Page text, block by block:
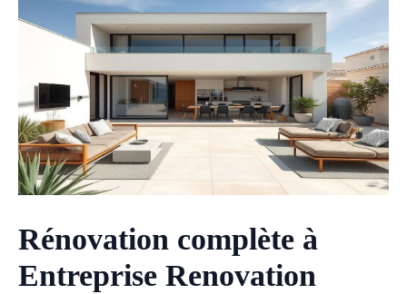
Rénovation complète à
Entreprise Renovation